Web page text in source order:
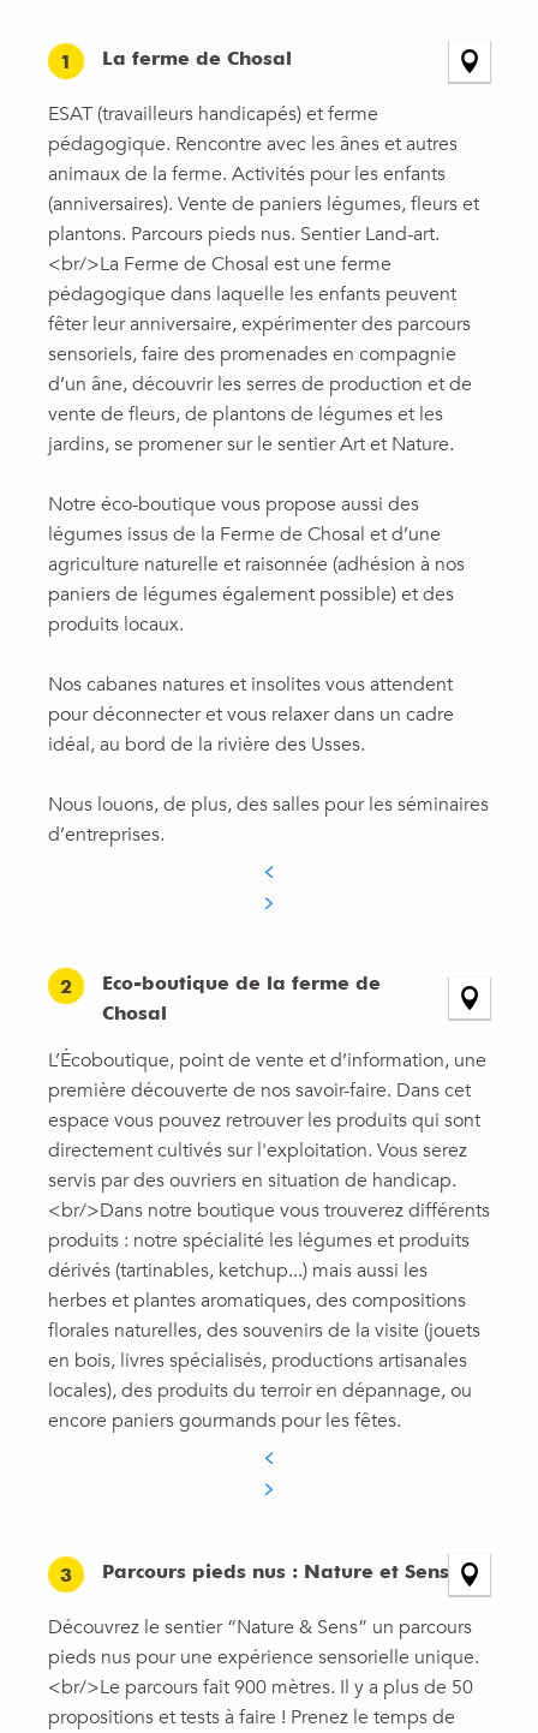
1 La ferme de Chosal
ESAT (travailleurs handicapés) et ferme
pédagogique. Rencontre avec les ânes et autres
animaux de la ferme. Activités pour les enfants
(anniversaires). Vente de paniers légumes, fleurs et
plantons. Parcours pieds nus. Sentier Land-art.
<br/>La Ferme de Chosal est une ferme
pédagogique dans laquelle les enfants peuvent
fêter leur anniversaire, expérimenter des parcours
sensoriels, faire des promenades en compagnie
d’un âne, découvrir les serres de production et de
vente de fleurs, de plantons de légumes et les
jardins, se promener sur le sentier Art et Nature.
Notre éco-boutique vous propose aussi des
légumes issus de la Ferme de Chosal et d’une
agriculture naturelle et raisonnée (adhésion à nos
paniers de légumes également possible) et des
produits locaux.
Nos cabanes natures et insolites vous attendent
pour déconnecter et vous relaxer dans un cadre
idéal, au bord de la rivière des Usses.
Nous louons, de plus, des salles pour les séminaires
d’entreprises.
2
Eco-boutique de la ferme de
Chosal
L’Écoboutique, point de vente et d’information, une
première découverte de nos savoir-faire. Dans cet
espace vous pouvez retrouver les produits qui sont
directement cultivés sur l'exploitation. Vous serez
servis par des ouvriers en situation de handicap.
<br/>Dans notre boutique vous trouverez différents
produits : notre spécialité les légumes et produits
dérivés (tartinables, ketchup...) mais aussi les
herbes et plantes aromatiques, des compositions
florales naturelles, des souvenirs de la visite (jouets
en bois, livres spécialisés, productions artisanales
locales), des produits du terroir en dépannage, ou
encore paniers gourmands pour les fêtes.
3 Parcours pieds nus : Nature et Sens
Découvrez le sentier “Nature & Sens” un parcours
pieds nus pour une expérience sensorielle unique.
<br/>Le parcours fait 900 mètres. Il y a plus de 50
propositions et tests à faire ! Prenez le temps de